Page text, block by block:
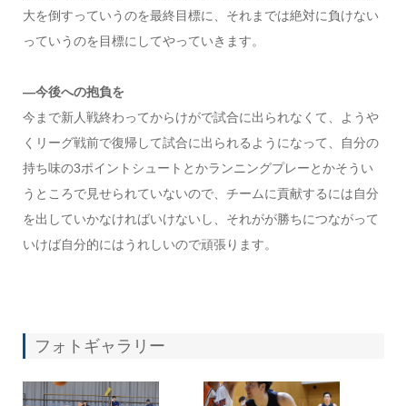
大を倒すっていうのを最終目標に、それまでは絶対に負けない
っていうのを目標にしてやっていきます。
―今後への抱負を
今まで新人戦終わってからけがで試合に出られなくて、ようや
くリーグ戦前で復帰して試合に出られるようになって、自分の
持ち味の3ポイントシュートとかランニングプレーとかそうい
うところで見せられていないので、チームに貢献するには自分
を出していかなければいけないし、それがが勝ちにつながって
いけば自分的にはうれしいので頑張ります。
フォトギャラリー